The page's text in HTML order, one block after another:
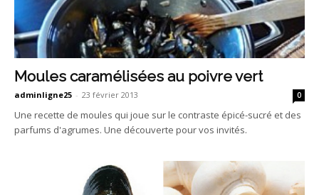
Moules caramélisées au poivre vert
adminligne25 - 23 février 2013 0
Une recette de moules qui joue sur le contraste épicé-sucré et des
parfums d'agrumes. Une découverte pour vos invités.